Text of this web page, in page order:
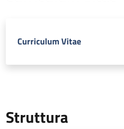
Curriculum Vitae
Struttura